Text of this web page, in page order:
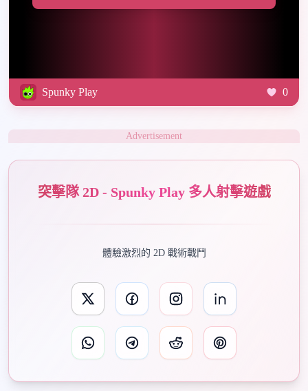
Spunky Play 0
Advertisement
突擊隊 2D - Spunky Play 多人射擊遊戲
體驗激烈的 2D 戰術戰鬥